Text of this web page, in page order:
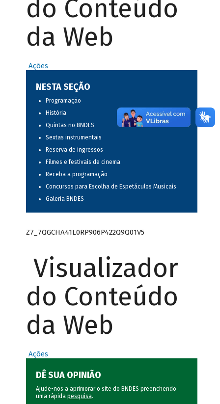
do Conteúdo
da Web
Ações
NESTA SEÇÃO
Programação
História
Quintas no BNDES
Sextas instrumentais
Reserva de ingressos
Filmes e festivais de cinema
Receba a programação
Concursos para Escolha de Espetáculos Musicais
Galeria BNDES
Z7_7QGCHA41L0RP906P422Q9Q01V5
Visualizador
do Conteúdo
da Web
Ações
DÊ SUA OPINIÃO
Ajude-nos a aprimorar o site do BNDES preenchendo
uma rápida pesquisa.